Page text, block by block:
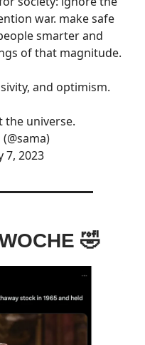
war. make safe
smarter and
of that magnitude.
and optimism.
universe.
7, 2023
🤣